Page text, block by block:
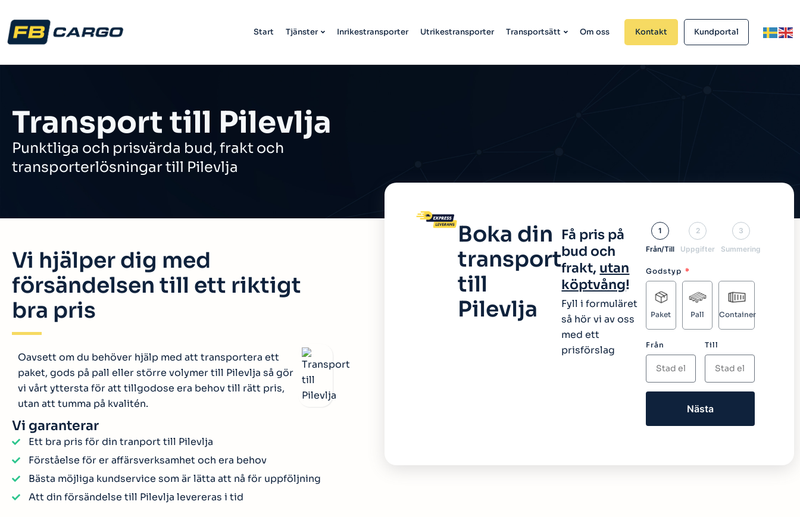
Start Tjänster Inrikestransporter Utrikestransporter Transportsätt Om oss Kontakt Kundportal
Transport till Pilevlja
Punktliga och prisvärda bud, frakt och
transporterlösningar till Pilevlja
Vi hjälper dig med
försändelsen till ett riktigt
bra pris
Oavsett om du behöver hjälp med att transportera ett
paket, gods på pall eller större volymer till Pilevlja så gör
vi vårt yttersta för att tillgodose era behov till rätt pris,
utan att tumma på kvalitén.
Vi garanterar
Ett bra pris för din tranport till Pilevlja
Förståelse för er affärsverksamhet och era behov
Bästa möjliga kundservice som är lätta att nå för uppföljning
Att din försändelse till Pilevlja levereras i tid
Boka din
transport
till
Pilevlja
Få pris på
bud och
frakt, utan
köptvång!
Fyll i formuläret
så hör vi av oss
med ett
prisförslag
1
Från/Till
2
Uppgifter
3
Summering
Godstyp
Paket Pall Container
Från Till
Nästa